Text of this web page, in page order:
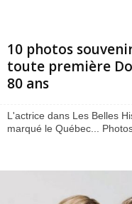
10 photos
toute première
80 ans
L'actrice dans Les Belles
marqué le Québec...